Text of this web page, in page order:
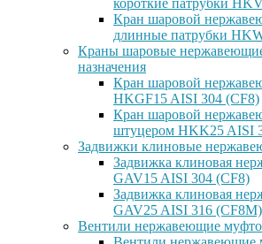
короткие патрубки
Кран шаровой
длинные патрубки
Краны шаровые
назначения
Кран шаровой
HKGF15 AISI 304 (CF8)
Кран шаровой
штуцером HKK25 AISI
Задвижки клиновые
Задвижка клиновая
GAV15 AISI 304 (CF8)
Задвижка клиновая
GAV25 AISI 316 (CF8M)
Вентили нержавеющие